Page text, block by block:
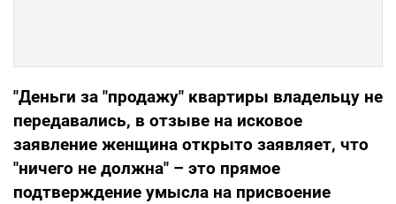
"Деньги за "продажу" квартиры владельцу не
передавались, в отзыве на исковое
заявление женщина открыто заявляет, что
"ничего не должна" – это прямое
подтверждение умысла на присвоение